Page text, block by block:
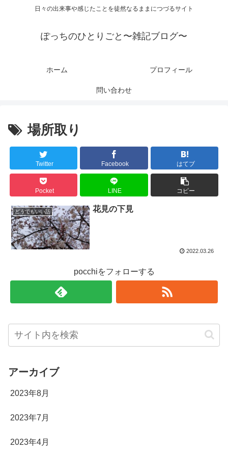
日々の出来事や感じたことを徒然なるままにつづるサイト
ぽっちのひとりごと〜雑記ブログ〜
ホーム プロフィール
問い合わせ
場所取り
Twitter Facebook はてブ
Pocket LINE コピー
どうでもいい話 花見の下見
2022.03.26
pocchiをフォローする
アーカイブ
2023年8月
2023年7月
2023年4月